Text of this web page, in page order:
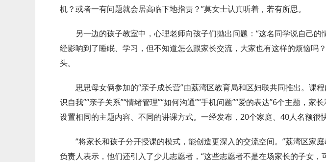
机？或者一有问题就会居高临下地指责？”莫女士认真听着，若有所思。
另一边的孩子教室中，心理老师向孩子们抛出问题：“这名同学说自己的
经影响到了睡眠、学习，但不知道怎么跟家长交流，大家也有这样的烦恼吗
头。
思思母女俩参加的“亲子成长营”由荔湾区教育局和区妇联共同推出。课程
识自我”“亲子关系”“情绪管理”“如何沟通”“手机问题”“爱的表达”6个主题，家
设置相同的主题内容、不同的讲课方式。一经发布，20个家庭、40人名额很快
“将家长和孩子分开授课的模式，能创造更深入的交流空间。”荔湾区家
负责人表示，他们还引入了少儿志愿者，“这些志愿者不是在场家长的子女，